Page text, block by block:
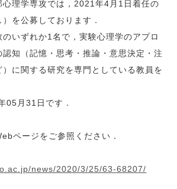
心理学専攻では，2021年4月1日着任の
を公募しております．
いずれか1名で，実験心理学のアプロ
知（記憶・思考・推論・意思決定・注
に関する研究を専門としている教員を
05月31日です．
ページをご参照ください．
news/2020/3/25/63-68207/